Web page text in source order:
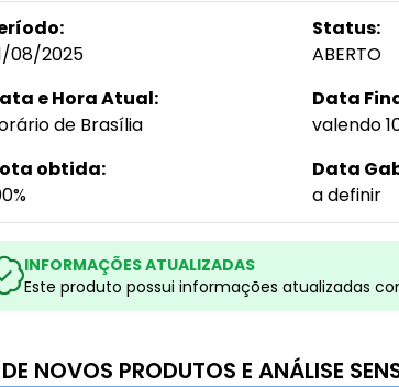
08/2025
Status:
ABERTO
e Hora Atual:
de Brasília
Data
valendo
obtida:
Data
a definir
INFORMAÇÕES ATUALIZADAS
Este produto possui informações atualizadas
NOVOS PRODUTOS E ANÁLISE